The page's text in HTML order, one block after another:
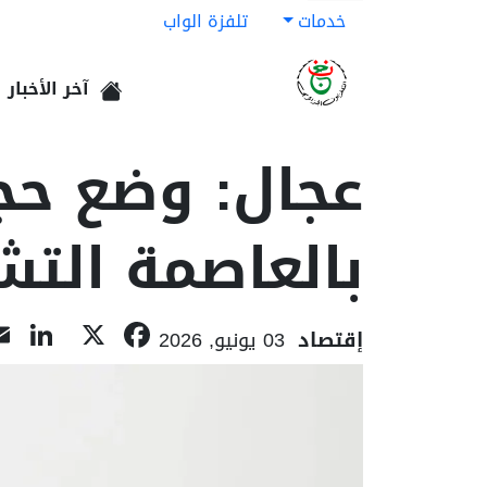
خدمات تلفزة الواب
آخر الأخبار
عجال: وضع
بالعاصمة
إقتصاد 03 يونيو, 2026